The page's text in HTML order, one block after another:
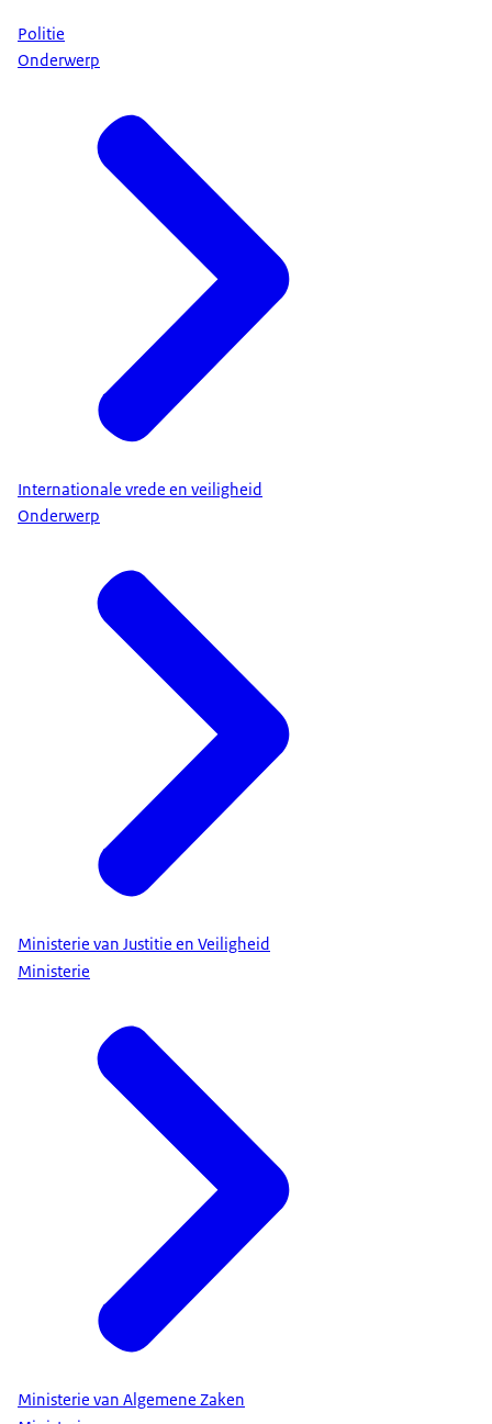
Politie
Onderwerp
Internationale vrede en veiligheid
Onderwerp
Ministerie van Justitie en Veiligheid
Ministerie
Ministerie van Algemene Zaken